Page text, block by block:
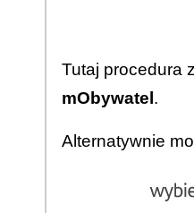
Tutaj procedura
mObywatel .
Alternatywnie